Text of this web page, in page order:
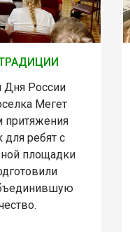
Дня России
Мегет
притяжения
для ребят с
площадки